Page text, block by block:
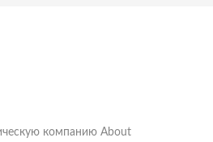
компанию About